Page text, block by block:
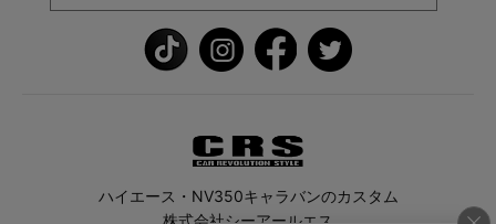
ハイエース・NV350キャラバンのカスタム
株式会社シーアールエス